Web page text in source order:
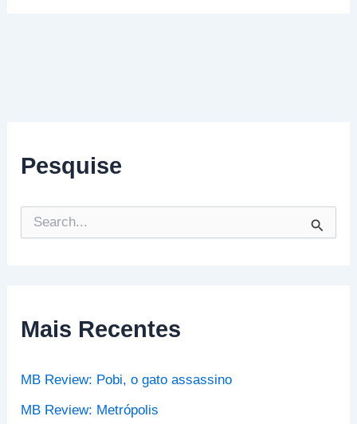
Pesquise
e
s
a
o
:
Mais Recentes
MB Review: Pobi, o gato assassino
MB Review: Metrópolis